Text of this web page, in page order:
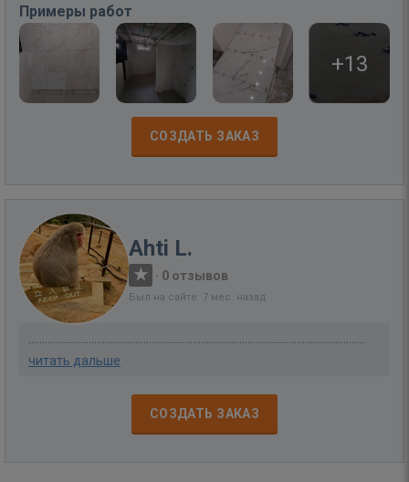
Примеры работ
+13
СОЗДАТЬ ЗАКАЗ
Ahti L.
· 0 отзывов
Был на сайте: 7 мес. назад
читать дальше
СОЗДАТЬ ЗАКАЗ